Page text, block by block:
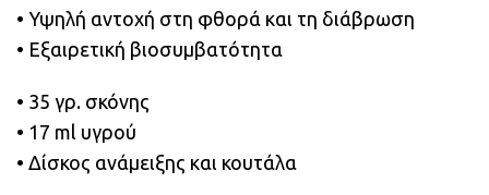
• Υψηλή αντοχή στη φθορά και τη διάβρωση
• Εξαιρετική βιοσυμβατότητα
• 35 γρ. σκόνης
• 17 ml υγρού
• Δίσκος ανάμειξης και κουτάλα